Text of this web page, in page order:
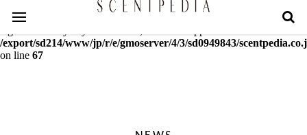
Warning
: mcrypt_decrypt(): Key of size 18 not supported by this
/export/sd214/www/jp/r/e/gmoserver/4/3/sd0949843/
on line 67